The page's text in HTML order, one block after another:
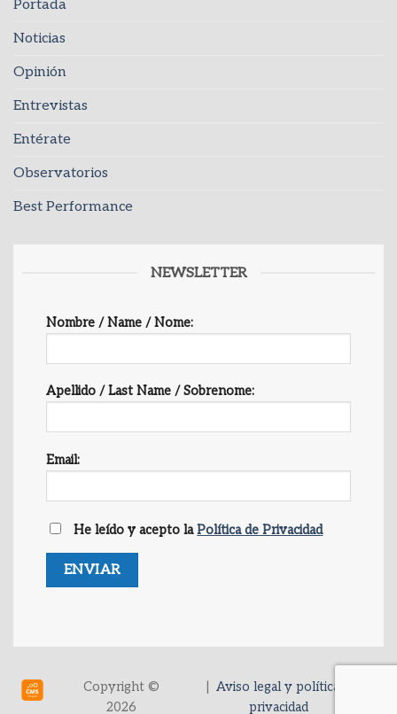
Portada
Noticias
Opinión
Entrevistas
Entérate
Observatorios
Best Performance
NEWSLETTER
Nombre / Name / Nome:
Apellido / Last Name / Sobrenome:
Email:
He leído y acepto laPolítica de Privacidad
Copyright ©
2026
|Aviso legal y política de
privacidad